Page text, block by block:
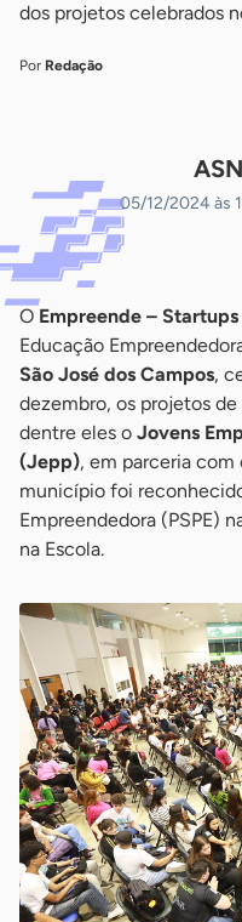
dos projetos celebrados
Por Redação
05/12/2024 às
O Empreende –
Educação
São José dos Campos,
dezembro, os projetos
dentre eles o Jovens
(Jepp), em parceria com
município foi
Empreendedora (PSPE)
na Escola.